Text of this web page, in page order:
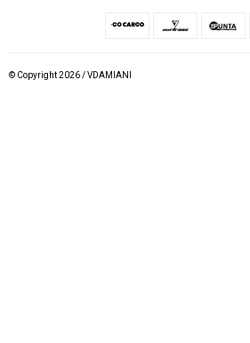
© Copyright 2026 / VDAMIANI